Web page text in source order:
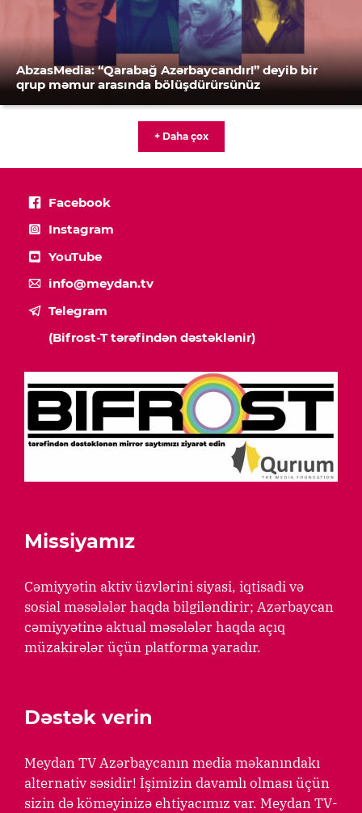
AbzasMedia: “Qarabağ Azərbaycandır!” deyib bir
qrup məmur arasında bölüşdürürsünüz
+ Daha çox
Facebook
Instagram
YouTube
info@meydan.tv
Telegram
(Bifrost-T tərəfindən dəstəklənir)
Missiyamız
Cəmiyyətin aktiv üzvlərini siyasi, iqtisadi və
sosial məsələlər haqda bilgiləndirir; Azərbaycan
cəmiyyətinə aktual məsələlər haqda açıq
müzakirələr üçün platforma yaradır.
Dəstək verin
Meydan TV Azərbaycanın media məkanındakı
alternativ səsidir! İşimizin davamlı olması üçün
sizin də köməyinizə ehtiyacımız var. Meydan TV-